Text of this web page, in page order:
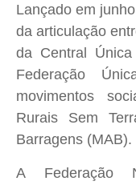
Lançado em
da articulação
da Central
Federação
movimentos
Rurais Sem
Barragens (MAB).
A Federação